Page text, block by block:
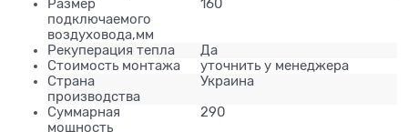
Размер
подключаемого
воздуховода,мм
160
Рекуперация тепла
Да
Стоимость монтажа
уточнить у менеджера
Страна
производства
Украина
Суммарная
мощность
290